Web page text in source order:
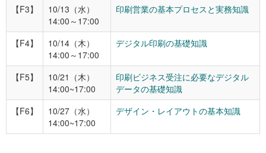
【F3】
10/13（水）
14:00～17:00
印刷営業の基本プロセスと実務知識
【F4】
10/14（木）
14:00～17:00
デジタル印刷の基礎知識
【F5】
10/21（木）
14:00~17:00
印刷ビジネス受注に必要なデジタル
データの基礎知識
【F6】
10/27（水）
14:00~17:00
デザイン・レイアウトの基本知識